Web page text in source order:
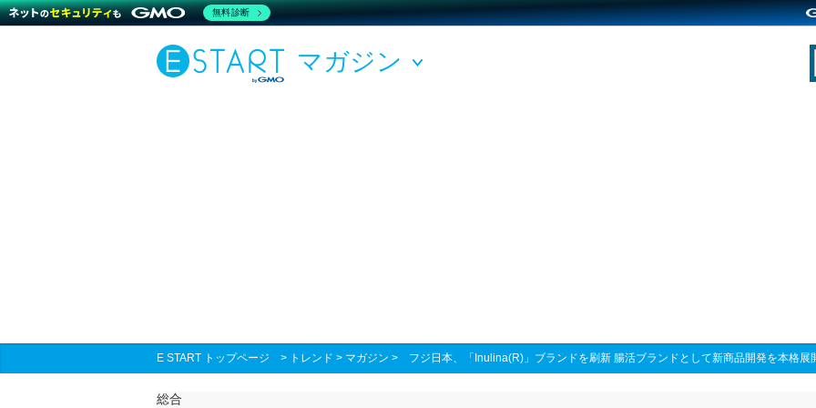
マガジン
E START トップページ > トレンド > マガジン > フジ日本、「Inulina(R)」ブランドを刷新 腸活ブランドとして新商品開発を本格展
総合
無料診断